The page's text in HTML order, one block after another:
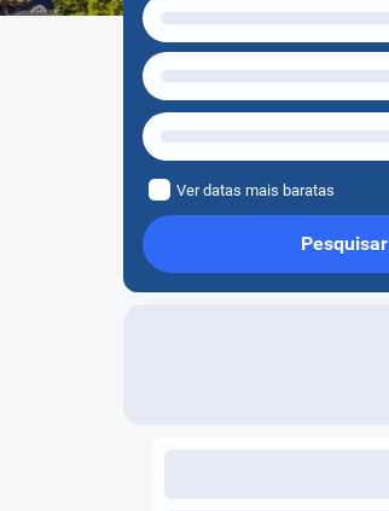
Ver datas mais baratas
Pesquisar